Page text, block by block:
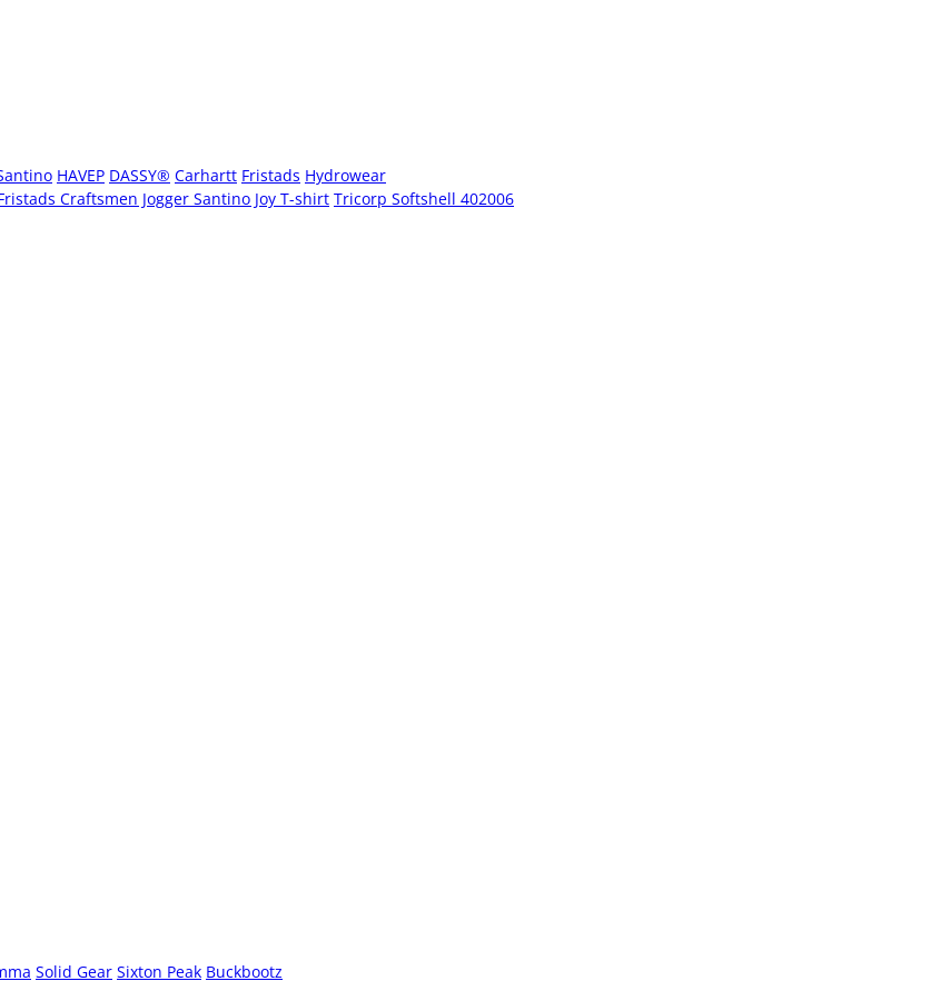
HAVEP DASSY® Carhartt Fristads Hydrowear
Craftsmen Jogger Santino Joy T-shirt Tricorp Softshell 402006
Solid Gear Sixton Peak Buckbootz